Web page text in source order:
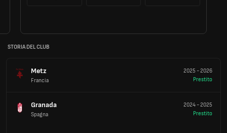
STORIA DEL CLUB
Metz
Francia
2025 -2026
Prestito
Granada
Spagna
2024-2025
Prestito